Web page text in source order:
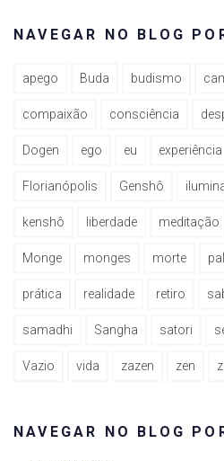
NAVEGAR NO BLOG
apego Buda budismo
compaixão consciência
Dogen ego eu experiência
Florianópolis Genshô
kenshô liberdade meditação
Monge monges morte
prática realidade retiro
samadhi Sangha satori
Vazio vida zazen zen
NAVEGAR NO BLOG